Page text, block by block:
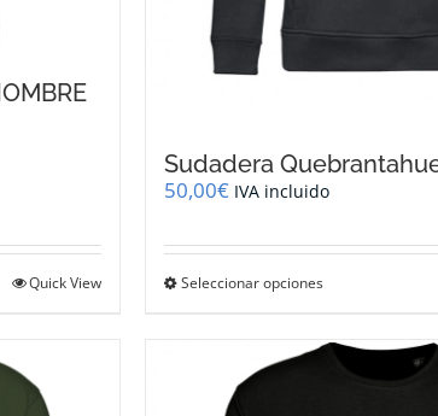
Quick View
Sudadera
50,00€ IVA incluido
Seleccionar opcionesEste
múltiples
variantes.